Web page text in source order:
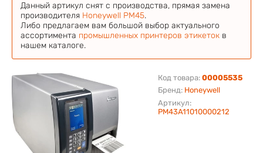
Бренд: Honeywell
Код товара: 00005535
Артикул:
PM43A11010000212
Данный артикул снят с производства, прямая замена
производителя Honeywell PM45.
Либо предлагаем вам большой выбор актуального
ассортимента промышленных принтеров этикеток в
нашем каталоге.